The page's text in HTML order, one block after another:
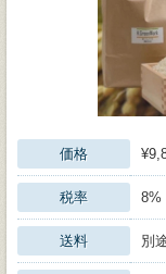
価格
税率 8%
送料 別